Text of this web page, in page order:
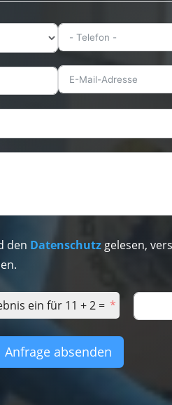
den Datenschutz gelesen,
ein für 11 + 2 =
Anfrage absenden